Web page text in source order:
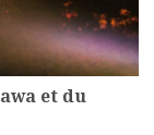
et du